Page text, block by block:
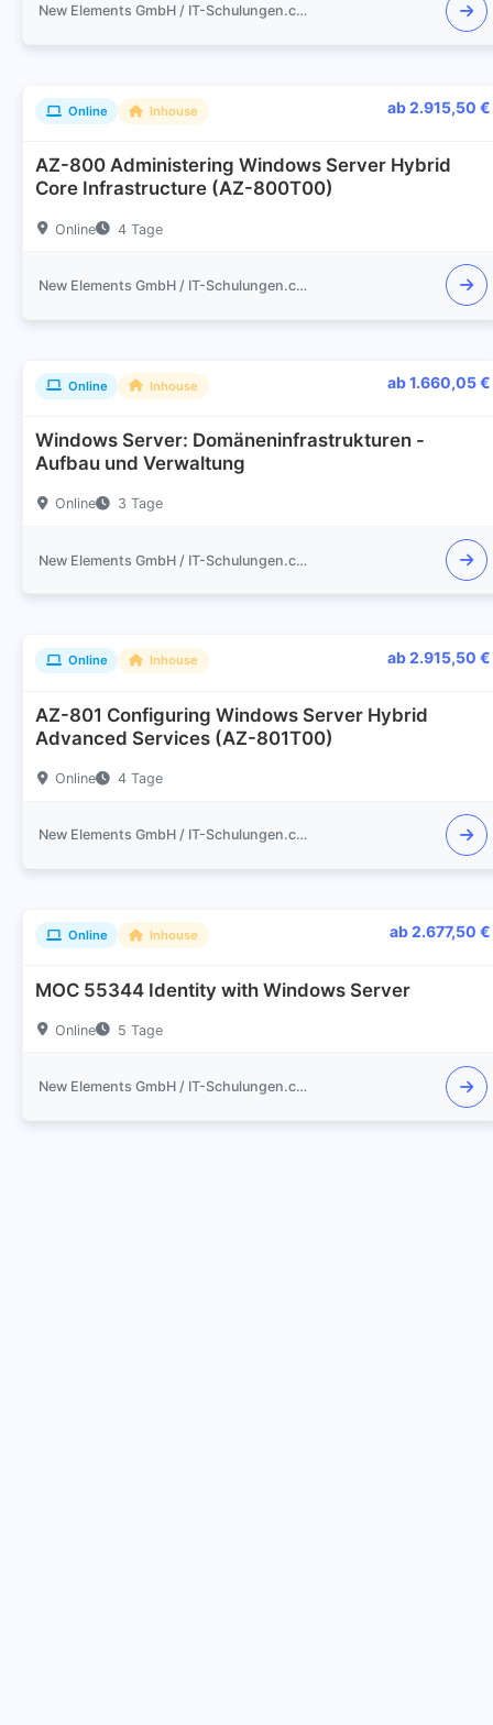
New Elements GmbH / IT-Schulungen.com
Online Inhouse ab 2.915,50 €
AZ-800 Administering Windows Server Hybrid
Core Infrastructure (AZ-800T00)
Online 4 Tage
New Elements GmbH / IT-Schulungen.com
Online Inhouse ab 1.660,05 €
Windows Server: Domäneninfrastrukturen -
Aufbau und Verwaltung
Online 3 Tage
New Elements GmbH / IT-Schulungen.com
Online Inhouse ab 2.915,50 €
AZ-801 Configuring Windows Server Hybrid
Advanced Services (AZ-801T00)
Online 4 Tage
New Elements GmbH / IT-Schulungen.com
Online Inhouse ab 2.677,50 €
MOC 55344 Identity with Windows Server
Online 5 Tage
New Elements GmbH / IT-Schulungen.com